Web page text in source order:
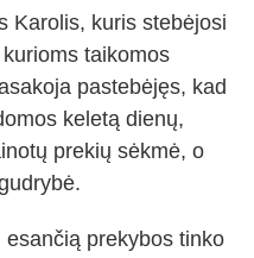
Karolis, kuris stebėjosi
taikomos
pastebėjęs, kad
keletą dienų,
prekių sėkmė, o
esančią prekybos tinko